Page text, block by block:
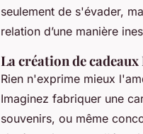
seulement de s'évader,
relation d’une manière
La création de
Rien n'exprime mieux
Imaginez fabriquer une
souvenirs, ou même